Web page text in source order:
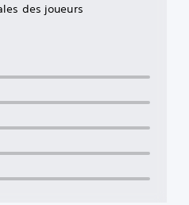
des joueurs